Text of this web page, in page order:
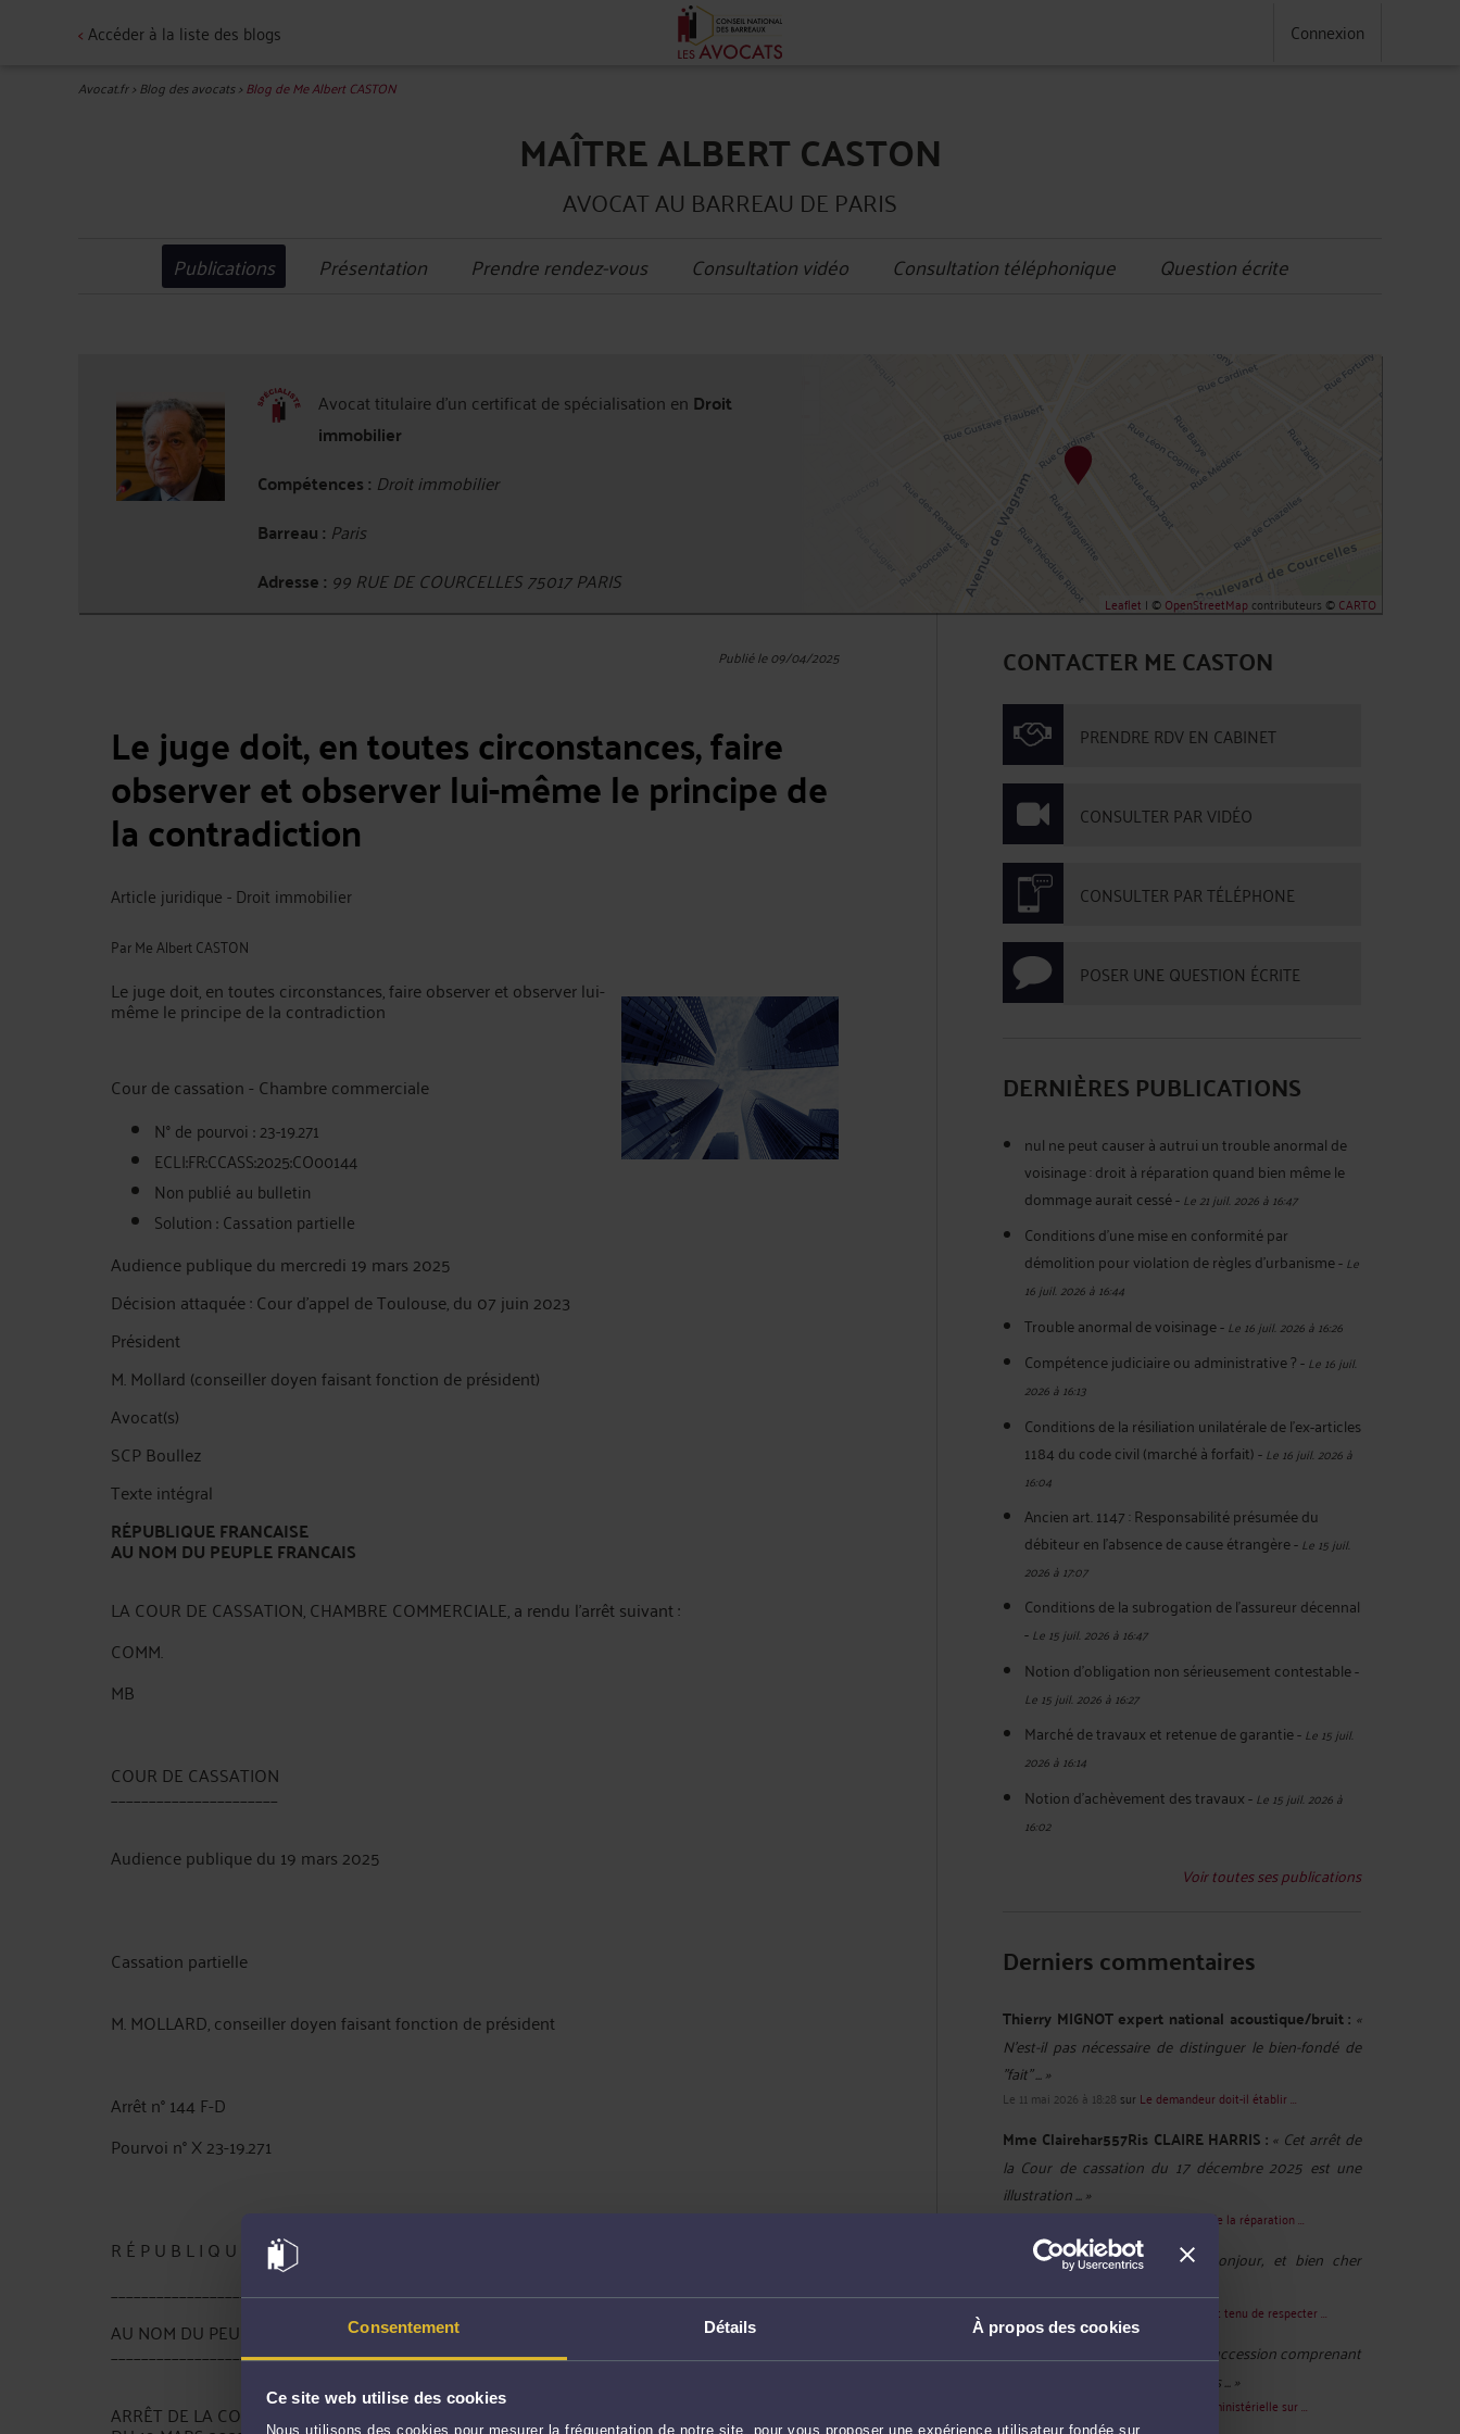
Consentement Détails À propos des cookies
Ce site web utilise des cookies
Nous utilisons des cookies pour mesurer la fréquentation de notre site, pour vous proposer une expérience utilisateur fondée sur
<Accéder à la liste des blogs Connexion
Avocat.fr>Blog des avocats>Blog de Me Albert CASTON
MAÎTRE ALBERT CASTON
AVOCAT AU BARREAU DE PARIS
Publications Présentation Prendre rendez-vous Consultation vidéo Consultation téléphonique Question écrite
Avocat titulaire d'un certificat de spécialisation en Droit
immobilier
Compétences : Droit immobilier
Barreau : Paris
Adresse : 99 RUE DE COURCELLES 75017 PARIS
Leaflet | ©OpenStreetMapcontributeurs ©CARTO
Publié le 09/04/2025
Le juge doit, en toutes circonstances, faire
observer et observer lui-même le principe de
la contradiction
Article juridique - Droit immobilier
ParMe Albert CASTON
Le juge doit, en toutes circonstances, faire observer et observer lui-
même le principe de la contradiction
Cour de cassation - Chambre commerciale
N° de pourvoi : 23-19.271
ECLI:FR:CCASS:2025:CO00144
Non publié au bulletin
Solution : Cassation partielle
Audience publique du mercredi 19 mars 2025
Décision attaquée : Cour d'appel de Toulouse, du 07 juin 2023
Président
M. Mollard (conseiller doyen faisant fonction de président)
Avocat(s)
SCP Boullez
Texte intégral
RÉPUBLIQUE FRANCAISE
AU NOM DU PEUPLE FRANCAIS
LA COUR DE CASSATION, CHAMBRE COMMERCIALE, a rendu l'arrêt suivant :
COMM.
MB
COUR DE CASSATION
______________________
Audience publique du 19 mars 2025
Cassation partielle
M. MOLLARD, conseiller doyen faisant fonction de président
Arrêt n° 144 F-D
Pourvoi n° X 23-19.271
R É P U B L I Q U E F R A N Ç A I S E
_________________________
AU NOM DU PEUPLE FRANÇAIS
_________________________
ARRÊT DE LA COUR DE CASSATION, CHAMBRE COMMERCIALE, FINANCIÈRE ET ÉCONOMIQUE,
CONTACTER ME CASTON
PRENDRE RDV EN CABINET
CONSULTER PAR VIDÉO
CONSULTER PAR TÉLÉPHONE
POSER UNE QUESTION ÉCRITE
DERNIÈRES PUBLICATIONS
nul ne peut causer à autrui un trouble anormal de
voisinage : droit à réparation quand bien même le
dommage aurait cessé-Le 21 juil. 2026 à 16:47
Conditions d'une mise en conformité par
démolition pour violation de règles d'urbanisme-Le
16 juil. 2026 à 16:44
Trouble anormal de voisinage-Le 16 juil. 2026 à 16:26
Compétence judiciaire ou administrative ?-Le 16 juil.
2026 à 16:13
Conditions de la résiliation unilatérale de l'ex-articles
1184 du code civil (marché à forfait)-Le 16 juil. 2026 à
16:04
Ancien art. 1147 : Responsabilité présumée du
débiteur en l'absence de cause étrangère-Le 15 juil.
2026 à 17:07
Conditions de la subrogation de l'assureur décennal
-Le 15 juil. 2026 à 16:47
Notion d'obligation non sérieusement contestable-
Le 15 juil. 2026 à 16:27
Marché de travaux et retenue de garantie-Le 15 juil.
2026 à 16:14
Notion d'achèvement des travaux-Le 15 juil. 2026 à
16:02
Voir toutes ses publications
Derniers commentaires
Thierry MIGNOT expert national acoustique/bruit : «
N'est-il pas nécessaire de distinguer le bien-fondé de
"fait" ... »
Le 11 mai 2026 à 18:28 sur Le demandeur doit-il établir ...
Mme Clairehar557Ris CLAIRE HARRIS : « Cet arrêt de
la Cour de cassation du 17 décembre 2025 est une
illustration ... »
Le principe de la réparation ...
M. Norget CHRISTOPHE : « Bonjour, et bien cher
Le juge, qui est tenu de respecter ...
« Bonjour Dans une succession comprenant
des biens immobiliers et agricoles ... »
Une réponse ministérielle sur ...